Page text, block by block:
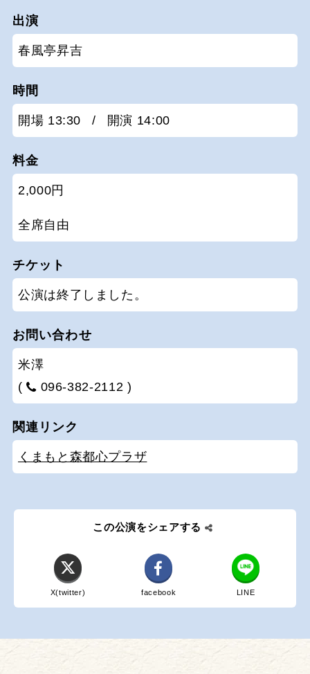
出演
春風亭昇吉
時間
開場 13:30 / 開演 14:00
料金
2,000円
全席自由
チケット
公演は終了しました。
お問い合わせ
米澤
(
096-382-2112 )
関連リンク
くまもと森都心プラザ
この公演をシェアする
X(twitter) facebook LINE